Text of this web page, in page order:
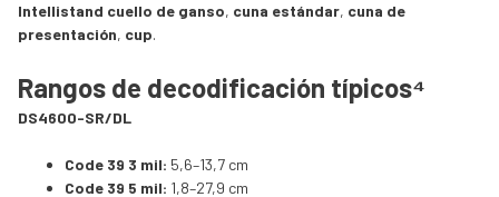
Intellistand cuello de ganso, cuna estándar, cuna de
presentación, cup.
Rangos de decodificación típicos⁴
DS4600-SR/DL
Code 39 3 mil: 5,6–13,7 cm
Code 39 5 mil: 1,8–27,9 cm